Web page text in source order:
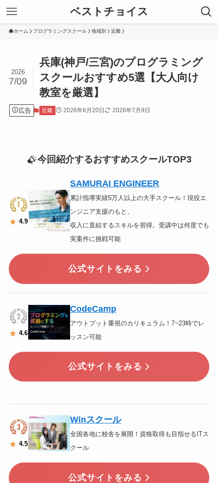
ベストチョイス
ホーム プログラミングスクール 地域別 近畿
兵庫(神戸/三宮)のプログラミング
スクールおすすめ5選【大人向け
教室を厳選】
2026
7/09
広告 近畿 2026年6月20日 2026年7月9日
今回紹介するおすすめスクールTOP3
4.9
SAMURAI ENGINEER
累計指導実績5万人以上の大手スクール！現役エ
ンジニア支援のもと、
収入に直結するスキルを習得。受講中は何度でも
実案件に挑戦可能
公式サイトをみる
4.6
CodeCamp
アウトプット重視のカリキュラム！7~23時でレ
ッスン可能
公式サイトをみる
4.5
Winスクール
全国各地に校舎を展開！資格取得も目指せるITス
クール
公式サイトをみる